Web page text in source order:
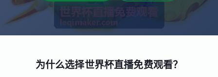
为什么选择世界杯直播免费观看？